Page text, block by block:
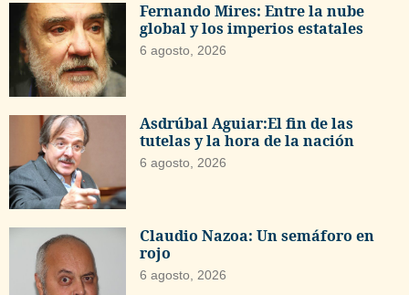
Fernando Mires: Entre la nube
global y los imperios estatales
6 agosto, 2026
Asdrúbal Aguiar:El fin de las
tutelas y la hora de la nación
6 agosto, 2026
Claudio Nazoa: Un semáforo en
rojo
6 agosto, 2026